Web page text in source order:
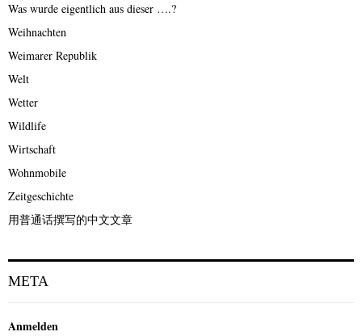
Was wurde eigentlich aus dieser ….?
Weihnachten
Weimarer Republik
Welt
Wetter
Wildlife
Wirtschaft
Wohnmobile
Zeitgeschichte
用普通话撰写的中文文章
META
Anmelden